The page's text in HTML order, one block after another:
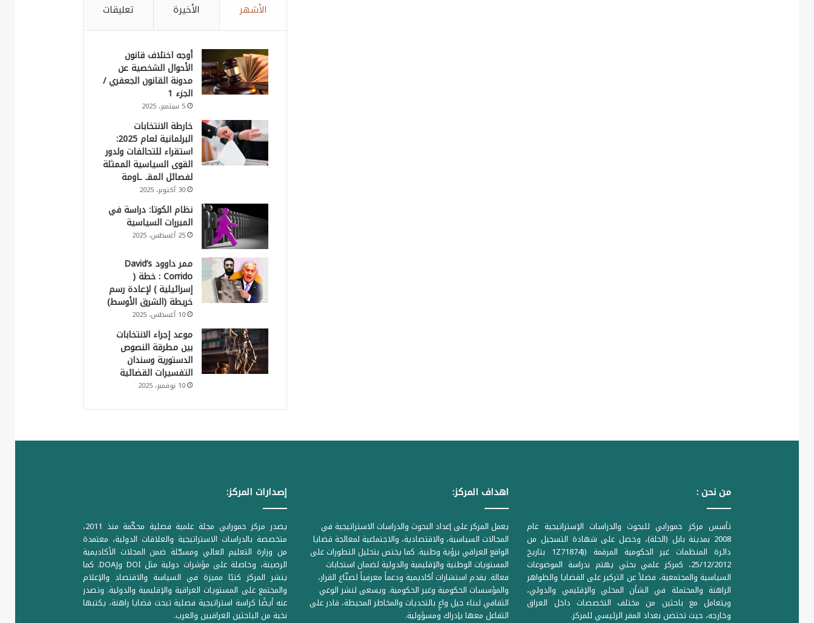
الأشهر الأخيرة تعليقات
أوجه اختلاف قانون
الأحوال الشخصية عن
مدونة القانون الجعفري /
الجزء 1
5 سبتمبر، 2025
خارطة الانتخابات
البرلمانية لعام 2025:
استقراء للتحالفات ولدور
القوى السياسية الممثلة
لفصائل المقـ ـاومة
30 أكتوبر، 2025
نظام الكوتا: دراسة في
المبررات السياسية
25 أغسطس، 2025
ممر داوود David’s
Corrido : خطة (
إسرائيلية ) لإعادة رسم
خريطة (الشرق الأوسط)
10 أغسطس، 2025
موعد إجراء الانتخابات
بين مطرقة النصوص
الدستورية وسندان
التفسيرات القضائية
10 نوفمبر، 2025
من نحن :
تأسس مركز حمورابي للبحوث والدراسات الإستراتيجية عام
2008 بمدينة بابل (الحلة)، وحصل على شهادة التسجيل من
دائرة المنظمات غير الحكومية المرقمة ((1Z71874 بتاريخ
25/12/2012، كمركز علمي بحثي يهتم بدراسة الموضوعات
السياسية والمجتمعية، فضلاً عن التركيز على القضايا والظواهر
الراهنة والمحتملة في الشأن المحلي والإقليمي والدولي،
ويتعامل مع باحثين من مختلف التخصصات داخل العراق
وخارجه، حيث تحتضن بغداد المقر الرئيسي للمركز.
اهداف المركز:
يعمل المركز على إعداد البحوث والدراسات الاستراتيجية في
المجالات السياسية، والاقتصادية، والاجتماعية لمعالجة قضايا
الواقع العراقي برؤية وطنية. كما يختص بتحليل التطورات على
المستويات الوطنية والإقليمية والدولية لضمان استجابات
فعالة. يقدم استشارات أكاديمية ودعماً معرفياً لصنّاع القرار،
والمؤسسات الحكومية وغير الحكومية. ويسعى لنشر الوعي
الثقافي لبناء جيل واعٍ بالتحديات والمخاطر المحيطة، قادر على
التفاعل معها بإدراك ومسؤولية.
إصدارات المركز:
يصدر مركز حمورابي مجلة علمية فصلية محكّمة منذ 2011،
متخصصة بالدراسات الاستراتيجية والعلاقات الدولية، معتمدة
من وزارة التعليم العالي ومسجّلة ضمن المجلات الأكاديمية
الرصينة، وحاصلة على مؤشرات دولية مثل DOI وDOAJ. كما
ينشر المركز كتبًا مميزة في السياسة والاقتصاد والإعلام
والمجتمع على المستويات العراقية والإقليمية والدولية. وتصدر
عنه أيضًا كراسة استراتيجية فصلية تبحث قضايا راهنة، يكتبها
نخبة من الباحثين العراقيين والعرب.